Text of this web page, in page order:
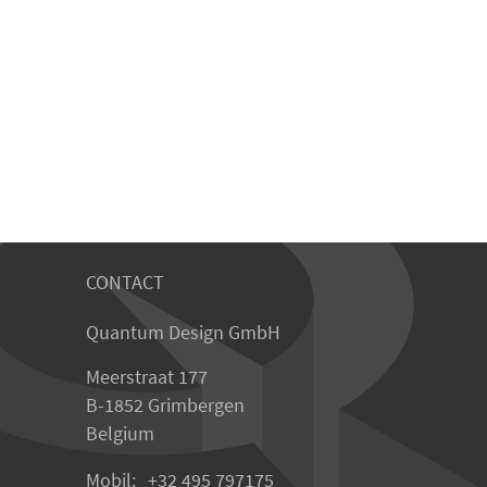
CONTACT
Quantum Design GmbH
Meerstraat 177
B-1852 Grimbergen
Belgium
Mobil: +32 495 797175